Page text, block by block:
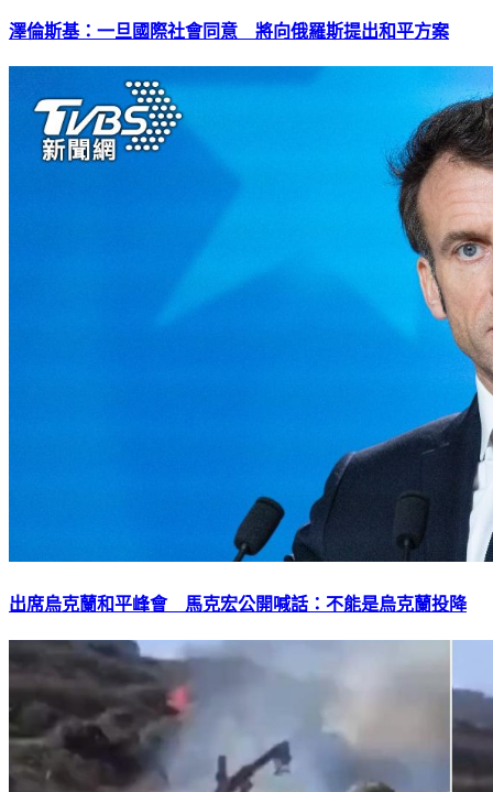
澤倫斯基：一旦國際社會同意 將向俄羅斯提出和平方案
出席烏克蘭和平峰會 馬克宏公開喊話：不能是烏克蘭投降